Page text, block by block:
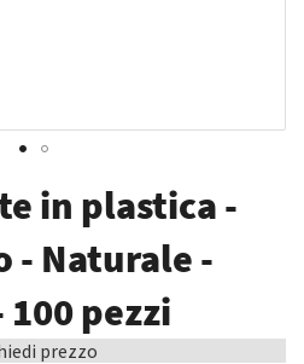
in plastica -
- Naturale -
pezzi
prezzo